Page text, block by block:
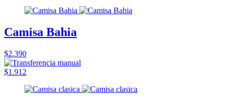
Camisa Bahia
$2.390
$1.912